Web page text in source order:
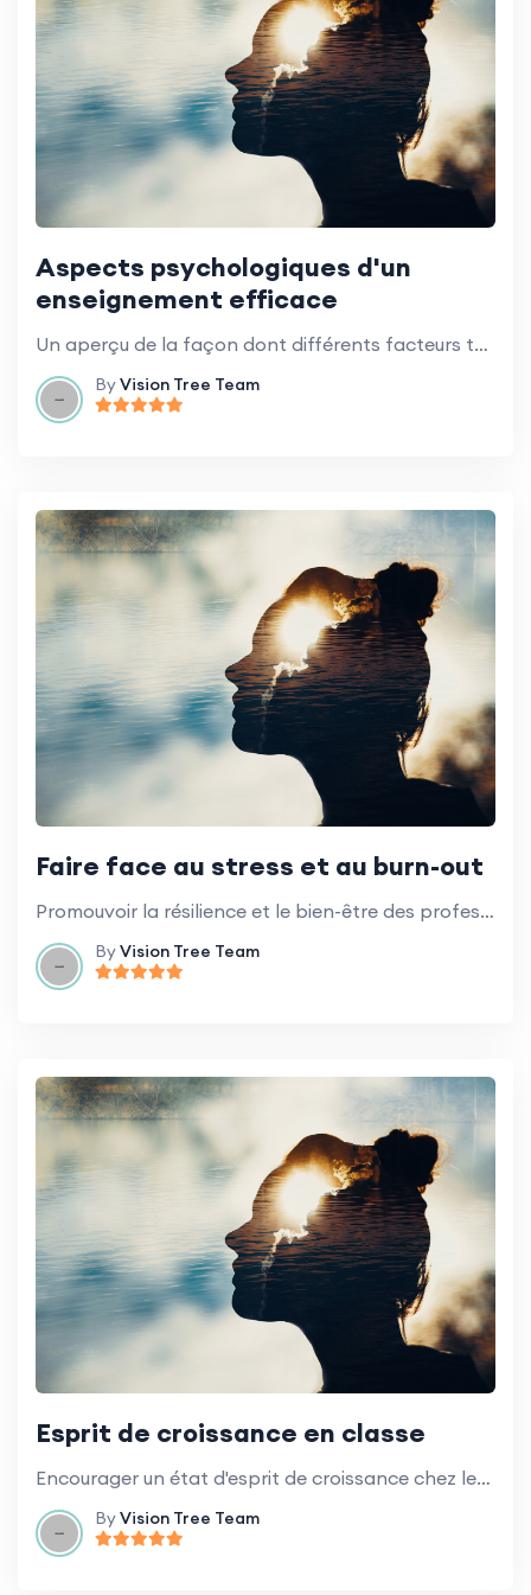
Aspects psychologiques d'un
enseignement efficace
Un aperçu de la façon dont différents facteurs tels que la motivation, l'émotion et les styles cognitifs influencent l'apprentissage.
ByVision Tree Team
Faire face au stress et au burn-out
Promouvoir la résilience et le bien-être des professionnels de l'éducation.
ByVision Tree Team
Esprit de croissance en classe
Encourager un état d'esprit de croissance chez les élèves pour promouvoir l'apprentissage et le développement.
ByVision Tree Team